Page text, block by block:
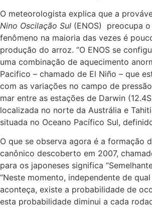
O meteorologista explica que a
Nino Oscilação Sul (ENOS) preocupa
fenômeno na maioria das vezes é
produção do arroz. “O ENOS se
uma combinação de aquecimento
Pacifico – chamado de El Niño – que
com as variações no campo de
mar entre as estações de Darwin
localizada no norte da Austrália e Tahiti
situada no Oceano Pacífico Sul,
O que se observa agora é a formação
canônico descoberto em 2007,
para os japoneses significa
“Neste momento, independente de
aconteça, existe a probabilidade de
esta probabilidade diminui a cada